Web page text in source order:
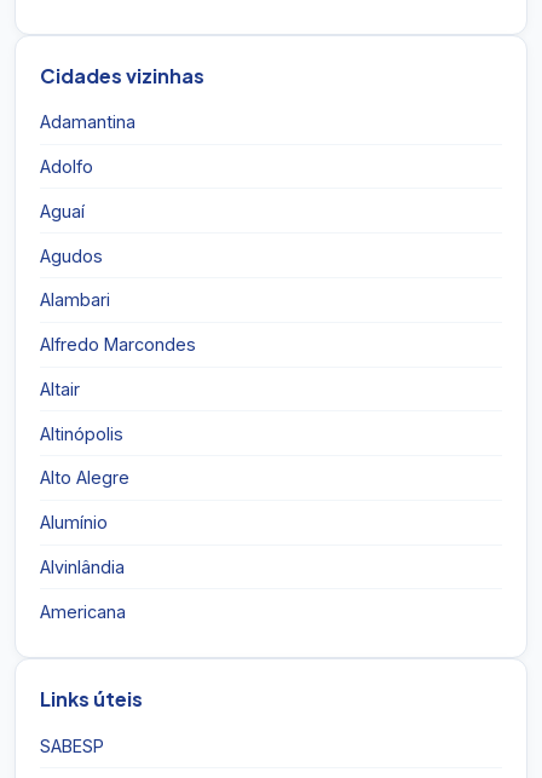
Cidades vizinhas
Adamantina
Adolfo
Aguaí
Agudos
Alambari
Alfredo Marcondes
Altair
Altinópolis
Alto Alegre
Alumínio
Alvinlândia
Americana
Links úteis
SABESP